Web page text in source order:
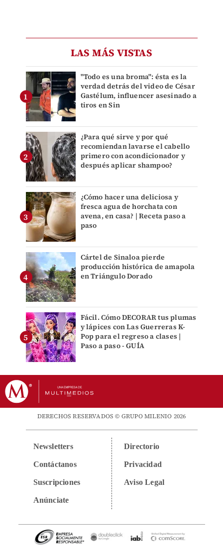
LAS MÁS VISTAS
"Todo es una broma": ésta es la
verdad detrás del video de César
Gastélum, influencer asesinado a
tiros en Sin
¿Para qué sirve y por qué
recomiendan lavarse el cabello
primero con acondicionador y
después aplicar shampoo?
¿Cómo hacer una deliciosa y
fresca agua de horchata con
avena, en casa? | Receta paso a
paso
Cártel de Sinaloa pierde
producción histórica de amapola
en Triángulo Dorado
Fácil. Cómo DECORAR tus plumas
y lápices con Las Guerreras K-
Pop para el regreso a clases |
Paso a paso - GUÍA
DERECHOS RESERVADOS © GRUPO MILENIO 2026
Newsletters
Contáctanos
Suscripciones
Anúnciate
Directorio
Privacidad
Aviso Legal